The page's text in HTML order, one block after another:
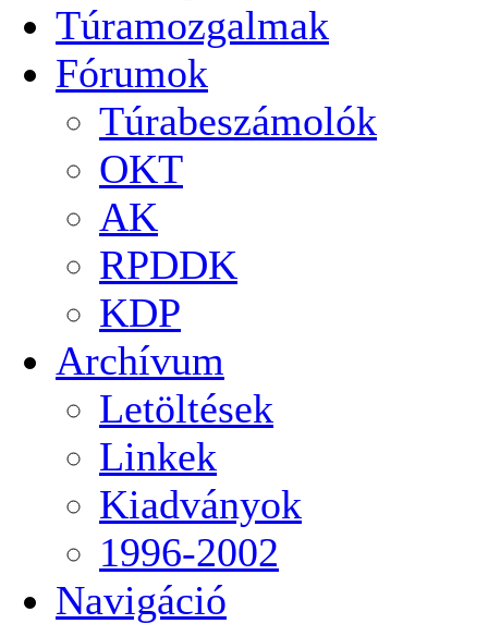
Túramozgalmak
Fórumok
Túrabeszámolók
OKT
AK
RPDDK
KDP
Archívum
Letöltések
Linkek
Kiadványok
1996-2002
Navigáció